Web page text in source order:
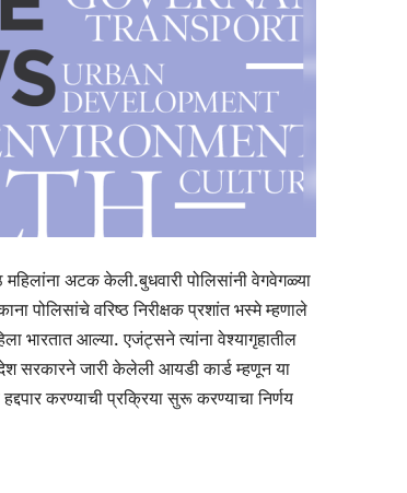
महिलांना अटक केली.बुधवारी पोलिसांनी वेगवेगळ्या
पोलिसांचे वरिष्ठ निरीक्षक प्रशांत भस्मे म्हणाले
भारतात आल्या. एजंट्सने त्यांना वेश्यागृहातील
सरकारने जारी केलेली आयडी कार्ड म्हणून या
करण्याची प्रक्रिया सुरू करण्याचा निर्णय